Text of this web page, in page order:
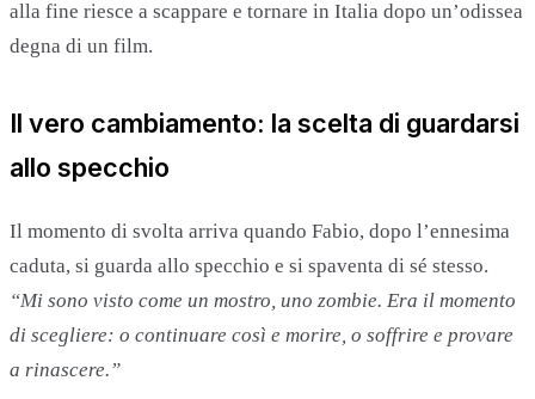
alla fine riesce a scappare e tornare in Italia dopo un’odissea
degna di un film.
Il vero cambiamento: la scelta di guardarsi
allo specchio
Il momento di svolta arriva quando Fabio, dopo l’ennesima
caduta, si guarda allo specchio e si spaventa di sé stesso.
“Mi sono visto come un mostro, uno zombie. Era il momento
di scegliere: o continuare così e morire, o soffrire e provare
a rinascere.”